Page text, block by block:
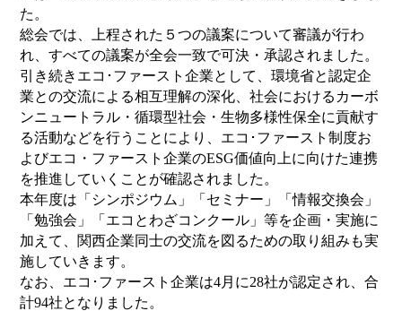
た。
総会では、上程された５つの議案について審議が行わ
れ、すべての議案が全会一致で可決・承認されました。
引き続きエコ･ファースト企業として、環境省と認定企
業との交流による相互理解の深化、社会におけるカーボ
ンニュートラル・循環型社会・生物多様性保全に貢献す
る活動などを行うことにより、エコ･ファースト制度お
よびエコ・ファースト企業のESG価値向上に向けた連携
を推進していくことが確認されました。
本年度は「シンポジウム」「セミナー」「情報交換会」
「勉強会」「エコとわざコンクール」等を企画・実施に
加えて、関西企業同士の交流を図るための取り組みも実
施していきます。
なお、エコ･ファースト企業は4月に28社が認定され、合
計94社となりました。